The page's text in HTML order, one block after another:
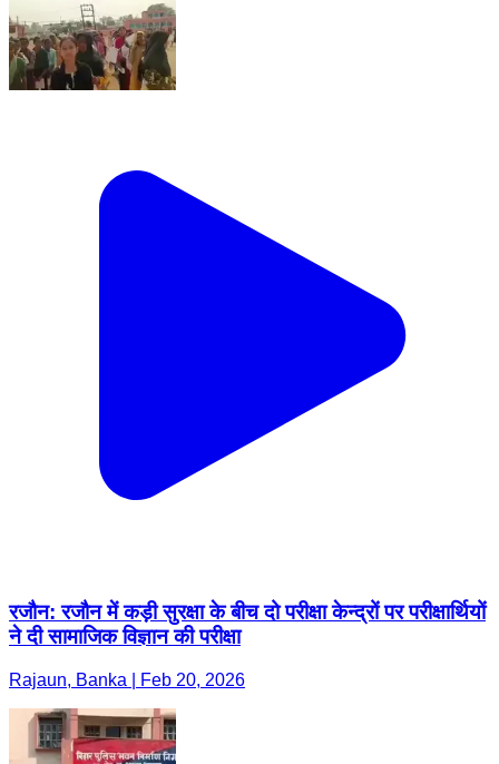
रजौन: रजौन में कड़ी सुरक्षा के बीच दो परीक्षा केन्द्रों पर परीक्षार्थियों
ने दी सामाजिक विज्ञान की परीक्षा
Rajaun, Banka | Feb 20, 2026